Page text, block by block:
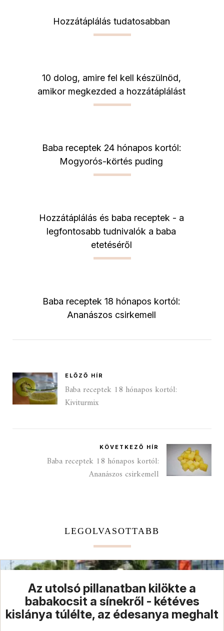
Hozzátáplálás tudatosabban
10 dolog, amire fel kell készülnöd,
amikor megkezded a hozzátáplálást
Baba receptek 24 hónapos kortól:
Mogyorós-körtés puding
Hozzátáplálás és baba receptek - a
legfontosabb tudnivalók a baba
etetéséről
Baba receptek 18 hónapos kortól:
Ananászos csirkemell
ELŐZŐ HÍR
Baba receptek 18 hónapos kortól:
Kiviturmix
KÖVETKEZŐ HÍR
Baba receptek 18 hónapos kortól:
Ananászos csirkemell
LEGOLVASOTTABB
Az utolsó pillanatban kilökte a
babakocsit a sínekről - kétéves
kislánya túlélte, az édesanya meghalt